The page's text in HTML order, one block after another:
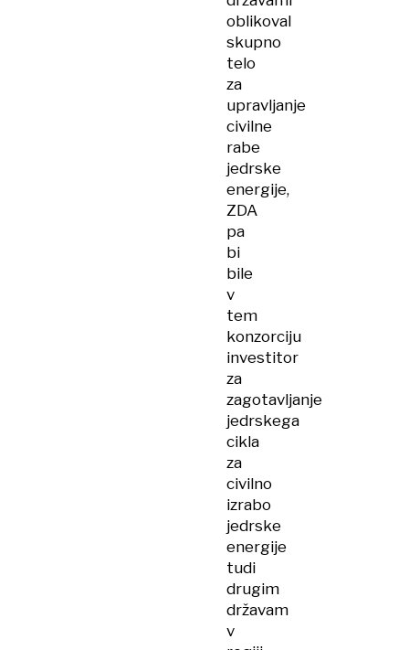
oblikoval
skupno
telo
za
upravljanje
civilne
rabe
jedrske
energije,
ZDA
pa
bi
bile
v
tem
konzorciju
investitor
za
zagotavljanje
jedrskega
cikla
za
civilno
izrabo
jedrske
energije
tudi
drugim
državam
v